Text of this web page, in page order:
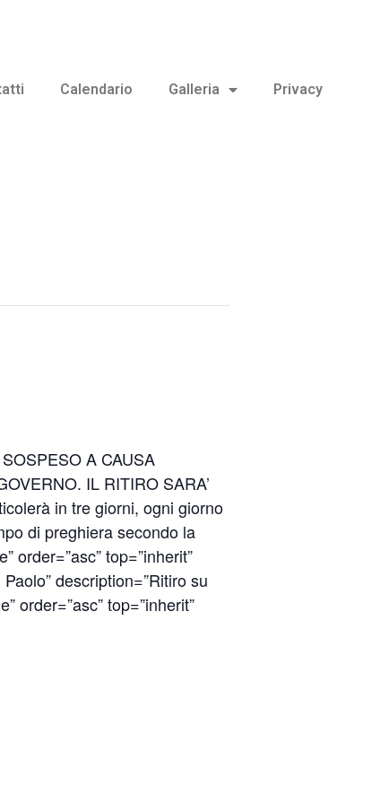
Calendario Galleria Privacy
A CAUSA
IL RITIRO SARA’
in tre giorni, ogni giorno
di preghiera secondo la
order=”asc” top=”inherit”
description=”Ritiro su
order=”asc” top=”inherit”